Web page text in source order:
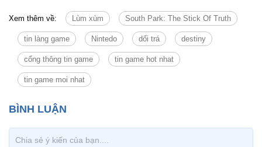
Xem thêm về: Lùm xùm South Park: The Stick Of Truth
tin làng game Nintedo dối trá destiny
cổng thông tin game tin game hot nhat
tin game moi nhat